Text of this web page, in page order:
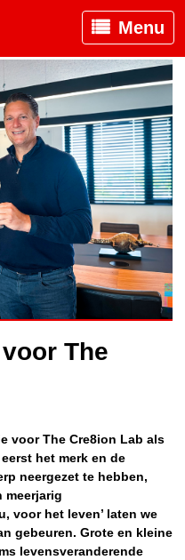
Menu
The
voor The Cre8ion Lab als
het merk en de
neergezet te hebben,
meerjarig
voor het leven’ laten we
gebeuren. Grote en kleine
levensveranderende